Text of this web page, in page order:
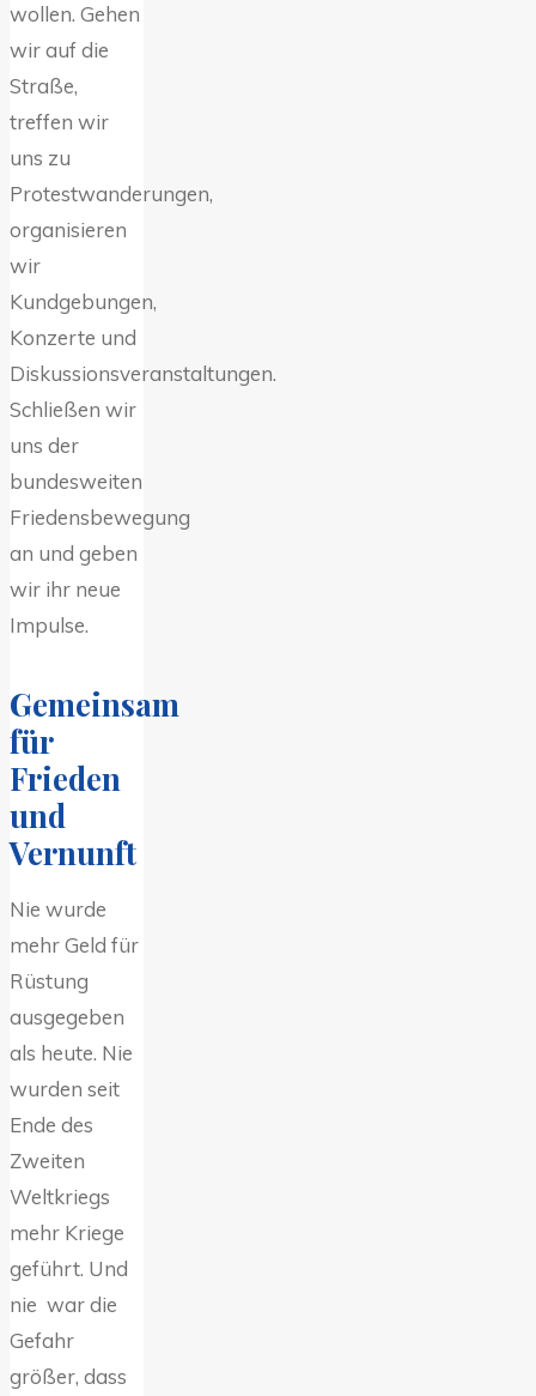
wollen. Gehen
wir auf die
Straße,
treffen wir
uns zu
Protestwanderungen,
organisieren
wir
Kundgebungen,
Konzerte und
Diskussionsveranstaltungen.
Schließen wir
uns der
bundesweiten
Friedensbewegung
an und geben
wir ihr neue
Impulse.
Gemeinsam
für
Frieden
und
Vernunft
Nie wurde
mehr Geld für
Rüstung
ausgegeben
als heute. Nie
wurden seit
Ende des
Zweiten
Weltkriegs
mehr Kriege
geführt. Und
nie war die
Gefahr
größer, dass